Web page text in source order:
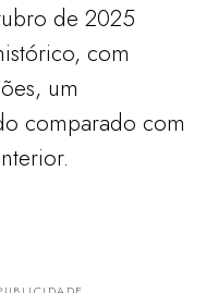
de 2025
com
um
comparado com